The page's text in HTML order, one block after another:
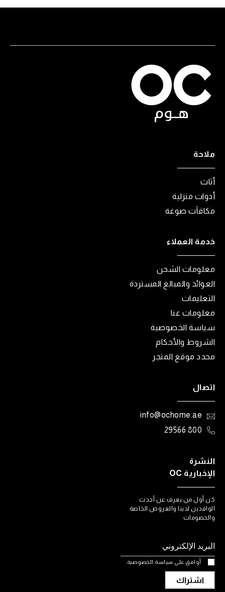
ملاحة
أثاث
أدوات منزلية
مكافآت صوغة
خدمة العملاء
معلومات الشحن
العوائد والمبالغ المستردة
التعليمات
معلومات عنا
سياسة الخصوصية
الشروط والأحكام
محدد موقع المتجر
اتصال
info@ochome.ae
800 29566
النشرة
الإخبارية OC
كن أول من يعرف عن أحدث
الوافدين لدينا والعروض الخاصة
والخصومات
أوافق على سياسة الخصوصية.
اشتراك